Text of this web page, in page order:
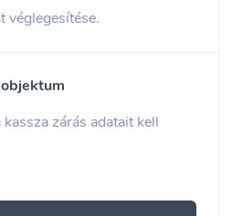
véglegesítése.
objektum
zárás adatait kell